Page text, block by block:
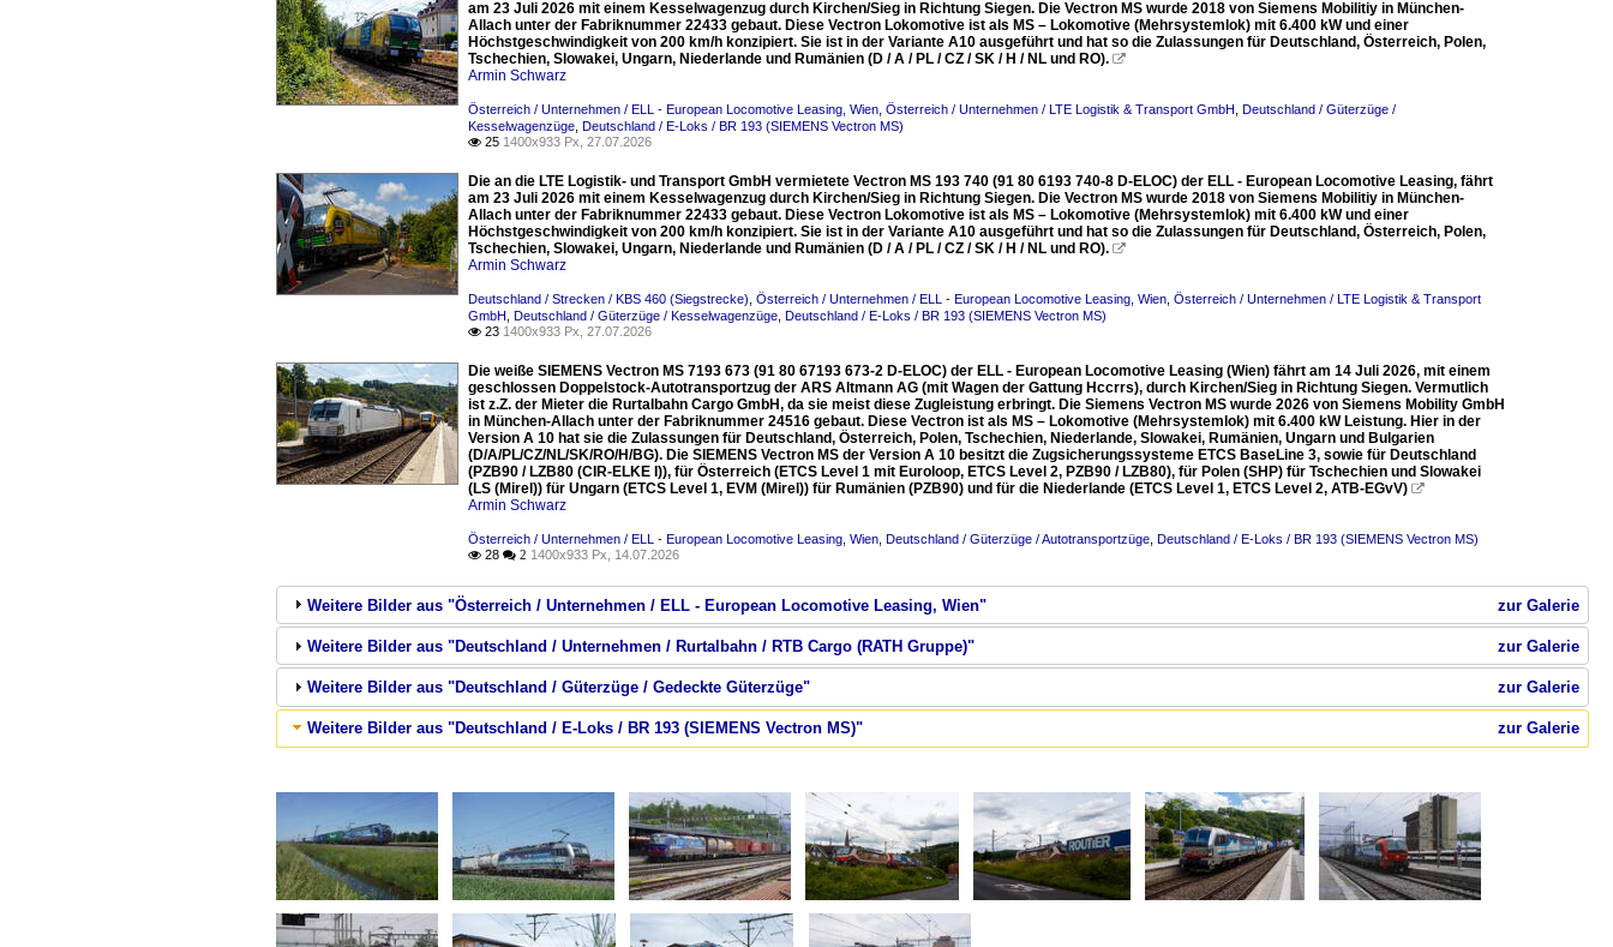
am 23 Juli 2026 mit einem Kesselwagenzug durch Kirchen/Sieg in Richtung Siegen. Die Vectron MS wurde 2018 von Siemens Mobilitiy in München-
Allach unter der Fabriknummer 22433 gebaut. Diese Vectron Lokomotive ist als MS – Lokomotive (Mehrsystemlok) mit 6.400 kW und einer
Höchstgeschwindigkeit von 200 km/h konzipiert. Sie ist in der Variante A10 ausgeführt und hat so die Zulassungen für Deutschland, Österreich, Polen,
Tschechien, Slowakei, Ungarn, Niederlande und Rumänien (D / A / PL / CZ / SK / H / NL und RO). 
Armin Schwarz
Österreich / Unternehmen / ELL - European Locomotive Leasing, Wien Österreich / Unternehmen / LTE Logistik & Transport GmbH Deutschland / Güterzüge /
Kesselwagenzüge Deutschland / E-Loks / BR 193 (SIEMENS Vectron MS)
 25 1400x933 Px, 27.07.2026
Die an die LTE Logistik- und Transport GmbH vermietete Vectron MS 193 740 (91 80 6193 740-8 D-ELOC) der ELL - European Locomotive Leasing, fährt
am 23 Juli 2026 mit einem Kesselwagenzug durch Kirchen/Sieg in Richtung Siegen. Die Vectron MS wurde 2018 von Siemens Mobilitiy in München-
Allach unter der Fabriknummer 22433 gebaut. Diese Vectron Lokomotive ist als MS – Lokomotive (Mehrsystemlok) mit 6.400 kW und einer
Höchstgeschwindigkeit von 200 km/h konzipiert. Sie ist in der Variante A10 ausgeführt und hat so die Zulassungen für Deutschland, Österreich, Polen,
Tschechien, Slowakei, Ungarn, Niederlande und Rumänien (D / A / PL / CZ / SK / H / NL und RO). 
Armin Schwarz
Deutschland / Strecken / KBS 460 (Siegstrecke) Österreich / Unternehmen / ELL - European Locomotive Leasing, Wien Österreich / Unternehmen / LTE Logistik & Transport
GmbH Deutschland / Güterzüge / Kesselwagenzüge Deutschland / E-Loks / BR 193 (SIEMENS Vectron MS)
 23 1400x933 Px, 27.07.2026
Die weiße SIEMENS Vectron MS 7193 673 (91 80 67193 673-2 D-ELOC) der ELL - European Locomotive Leasing (Wien) fährt am 14 Juli 2026, mit einem
geschlossen Doppelstock-Autotransportzug der ARS Altmann AG (mit Wagen der Gattung Hccrrs), durch Kirchen/Sieg in Richtung Siegen. Vermutlich
ist z.Z. der Mieter die Rurtalbahn Cargo GmbH, da sie meist diese Zugleistung erbringt. Die Siemens Vectron MS wurde 2026 von Siemens Mobility GmbH
in München-Allach unter der Fabriknummer 24516 gebaut. Diese Vectron ist als MS – Lokomotive (Mehrsystemlok) mit 6.400 kW Leistung. Hier in der
Version A 10 hat sie die Zulassungen für Deutschland, Österreich, Polen, Tschechien, Niederlande, Slowakei, Rumänien, Ungarn und Bulgarien
(D/A/PL/CZ/NL/SK/RO/H/BG). Die SIEMENS Vectron MS der Version A 10 besitzt die Zugsicherungssysteme ETCS BaseLine 3, sowie für Deutschland
(PZB90 / LZB80 (CIR-ELKE I)), für Österreich (ETCS Level 1 mit Euroloop, ETCS Level 2, PZB90 / LZB80), für Polen (SHP) für Tschechien und Slowakei
(LS (Mirel)) für Ungarn (ETCS Level 1, EVM (Mirel)) für Rumänien (PZB90) und für die Niederlande (ETCS Level 1, ETCS Level 2, ATB-EGvV) 
Armin Schwarz
Österreich / Unternehmen / ELL - European Locomotive Leasing, Wien Deutschland / Güterzüge / Autotransportzüge Deutschland / E-Loks / BR 193 (SIEMENS Vectron MS)
 28  2 1400x933 Px, 14.07.2026
zur Galerie
Weitere Bilder aus "Österreich / Unternehmen / ELL - European Locomotive Leasing, Wien"
zur Galerie
Weitere Bilder aus "Deutschland / Unternehmen / Rurtalbahn / RTB Cargo (RATH Gruppe)"
zur Galerie
Weitere Bilder aus "Deutschland / Güterzüge / Gedeckte Güterzüge"
zur Galerie
Weitere Bilder aus "Deutschland / E-Loks / BR 193 (SIEMENS Vectron MS)"